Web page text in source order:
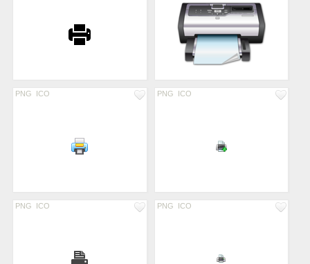
PNG ICO PNG ICO
PNG ICO PNG ICO